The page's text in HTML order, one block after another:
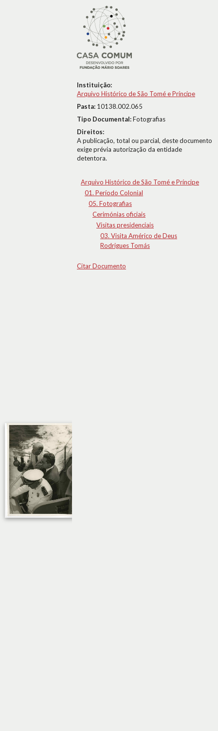
Instituição:
Arquivo Histórico de São Tomé e Príncipe
Pasta: 10138.002.065
Tipo Documental:Fotografias
Direitos:
A publicação, total ou parcial, deste documento
exige prévia autorização da entidade
detentora.
Arquivo Histórico de São Tomé e Príncipe
01. Período Colonial
05. Fotografias
Cerimónias oficiais
Visitas presidenciais
03. Visita Américo de Deus
Rodrigues Tomás
Citar Documento